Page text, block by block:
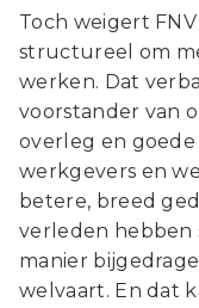
Toch weigert
structureel om
werken. Dat
voorstander van
overleg en
werkgevers en
betere, breed
verleden hebben
manier
welvaart. En dat